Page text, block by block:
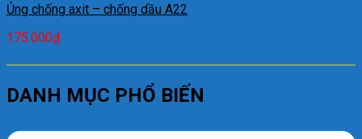
Ủng chống axit – chống dầu A22
175.000₫
DANH MỤC PHỔ BIẾN